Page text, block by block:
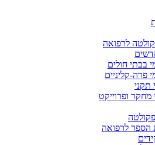
לרפואה
בבתי חולים
פרה-קליניים
תקני
מחקר ופרוייקט
הספר לרפואה